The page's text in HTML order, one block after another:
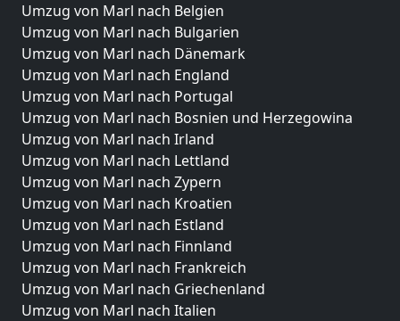
Umzug von Marl nach Belgien
Umzug von Marl nach Bulgarien
Umzug von Marl nach Dänemark
Umzug von Marl nach England
Umzug von Marl nach Portugal
Umzug von Marl nach Bosnien und Herzegowina
Umzug von Marl nach Irland
Umzug von Marl nach Lettland
Umzug von Marl nach Zypern
Umzug von Marl nach Kroatien
Umzug von Marl nach Estland
Umzug von Marl nach Finnland
Umzug von Marl nach Frankreich
Umzug von Marl nach Griechenland
Umzug von Marl nach Italien